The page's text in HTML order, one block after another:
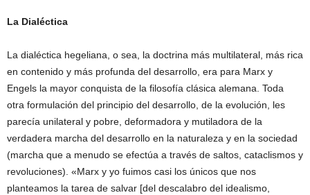
La Dialéctica
La dialéctica hegeliana, o sea, la doctrina más multilateral, más rica
en contenido y más profunda del desarrollo, era para Marx y
Engels la mayor conquista de la filosofía clásica alemana. Toda
otra formulación del principio del desarrollo, de la evolución, les
parecía unilateral y pobre, deformadora y mutiladora de la
verdadera marcha del desarrollo en la naturaleza y en la sociedad
(marcha que a menudo se efectúa a través de saltos, cataclismos y
revoluciones). «Marx y yo fuimos casi los únicos que nos
planteamos la tarea de salvar [del descalabro del idealismo,